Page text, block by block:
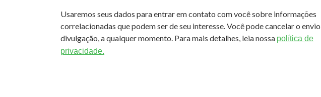
Usaremos seus dados para entrar em contato com você sobre informações
correlacionadas que podem ser de seu interesse. Você pode cancelar o
divulgação, a qualquer momento. Para mais detalhes, leia nossa política de
privacidade.